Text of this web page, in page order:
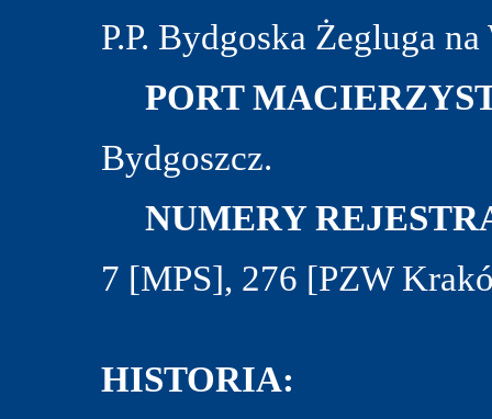
P.P. Bydgoska Żegluga
PORT
Bydgoszcz.
NUMERY
7 [MPS], 276 [PZW
HISTORIA: